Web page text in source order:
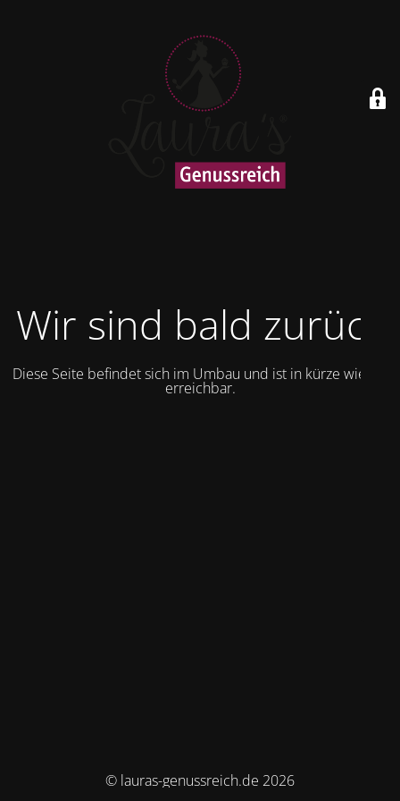
Wir sind bald zurück
Diese Seite befindet sich im Umbau und ist in kürze wieder
erreichbar.
© lauras-genussreich.de 2026